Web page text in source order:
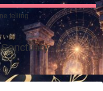
telling
～